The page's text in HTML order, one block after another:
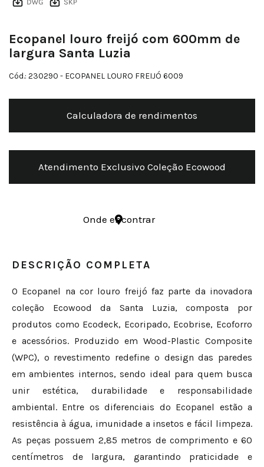
Ecopanel louro freijó com 600mm de
largura Santa Luzia
Cód.: 230290 - ECOPANEL LOURO FREIJÓ 6009
Calculadora de rendimentos
Atendimento Exclusivo Coleção Ecowood
Onde encontrar
DESCRIÇÃO COMPLETA
O Ecopanel na cor louro freijó faz parte da inovadora
coleção Ecowood da Santa Luzia, composta por
produtos como Ecodeck, Ecoripado, Ecobrise, Ecoforro
e acessórios. Produzido em Wood-Plastic Composite
(WPC), o revestimento redefine o design das paredes
em ambientes internos, sendo ideal para quem busca
unir estética, durabilidade e responsabilidade
ambiental. Entre os diferenciais do Ecopanel estão a
resistência à água, imunidade a insetos e fácil limpeza.
As peças possuem 2,85 metros de comprimento e 60
centímetros de largura, garantindo praticidade e